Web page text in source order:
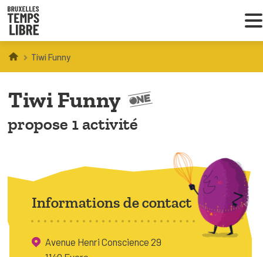
Infos parents
Droit au loisir
Coordinations ATL
VOUS CHERCHEZ DES ACTIVITÉS
À BRUXELLES
Trouver une activité
Tiwi Funny
Tiwi Funny
propose 1 activité
Informations de contact
Avenue Henri Conscience 29